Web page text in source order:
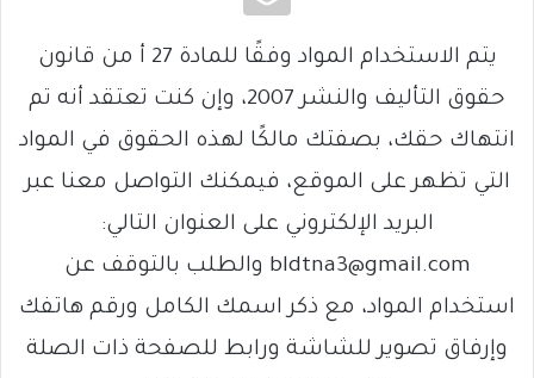
يتم الاستخدام المواد وفقًا للمادة 27 أ من قانون
حقوق التأليف والنشر 2007، وإن كنت تعتقد أنه تم
انتهاك حقك، بصفتك مالكًا لهذه الحقوق في المواد
التي تظهر على الموقع، فيمكنك التواصل معنا عبر
البريد الإلكتروني على العنوان التالي:
bldtna3@gmail.com والطلب بالتوقف عن
استخدام المواد، مع ذكر اسمك الكامل ورقم هاتفك
وإرفاق تصوير للشاشة ورابط للصفحة ذات الصلة